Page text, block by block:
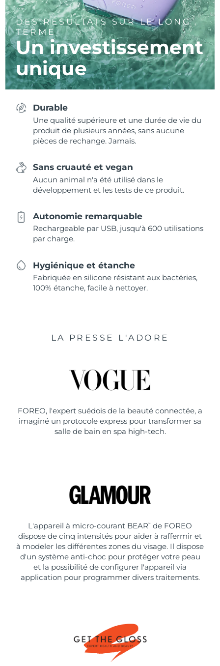
DES RÉSULTATS SUR LE LONG
TERME
Un investissement
unique
Durable
Une qualité supérieure et une durée de vie du
produit de plusieurs années, sans aucune
pièces de rechange. Jamais.
Sans cruauté et vegan
Aucun animal n'a été utilisé dans le
développement et les tests de ce produit.
Autonomie remarquable
Rechargeable par USB, jusqu'à 600 utilisations
par charge.
Hygiénique et étanche
Fabriquée en silicone résistant aux bactéries,
100% étanche, facile à nettoyer.
LA PRESSE L'ADORE
FOREO, l'expert suédois de la beauté connectée, a
imaginé un protocole express pour transformer sa
salle de bain en spa high-tech.
L'appareil à micro-courant BEAR ™
de FOREO
dispose de cinq intensités pour aider à raffermir et
à modeler les différentes zones du visage. Il dispose
d'un système anti-choc pour protéger votre peau
et la possibilité de configurer l'appareil via
application pour programmer divers traitements.